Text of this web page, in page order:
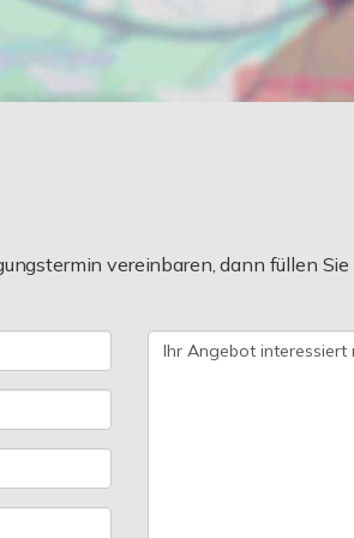
vereinbaren, dann füllen